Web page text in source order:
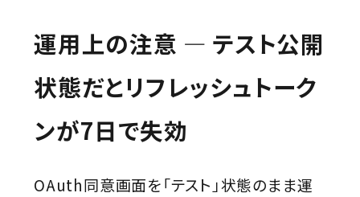
運用上の注意 ― テスト公開
状態だとリフレッシュトーク
ンが7日で失効
OAuth同意画面を「テスト」状態のまま運